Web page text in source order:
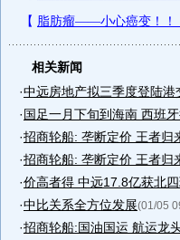
相关新闻
·中远房地产拟三季度登陆港
·国足一月下旬到海南 西班
·招商轮船: 垄断定价 王者归
·招商轮船: 垄断定价 王者归
·价高者得 中远17.8亿获北
·中比关系全方位发展(01/05
·招商轮船:国油国运 航运龙